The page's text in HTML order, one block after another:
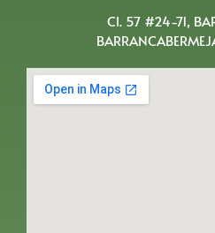
Cl. 57 #24-71,